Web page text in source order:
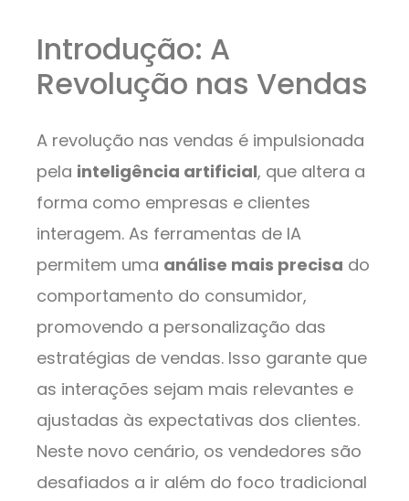
Introdução: A
Revolução nas Vendas
A revolução nas vendas é impulsionada
pela inteligência artificial, que altera a
forma como empresas e clientes
interagem. As ferramentas de IA
permitem uma análise mais precisa do
comportamento do consumidor,
promovendo a personalização das
estratégias de vendas. Isso garante que
as interações sejam mais relevantes e
ajustadas às expectativas dos clientes.
Neste novo cenário, os vendedores são
desafiados a ir além do foco tradicional